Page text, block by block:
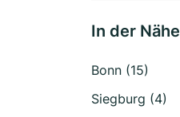
In der Nähe
Bonn (15)
Siegburg (4)